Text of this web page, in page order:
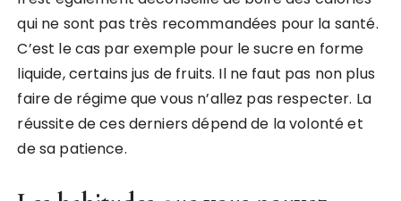
qui ne sont pas très recommandées pour la santé.
C’est le cas par exemple pour le sucre en forme
liquide, certains jus de fruits. Il ne faut pas non plus
faire de régime que vous n’allez pas respecter. La
réussite de ces derniers dépend de la volonté et
de sa patience.